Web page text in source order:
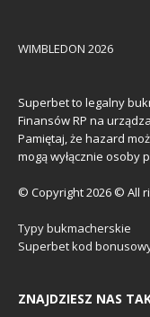
WIMBLEDON 2026
Superbet to legalny
Finansów RP na
Pamiętaj, że hazard
mogą wyłącznie osoby
© Copyright 2026 © All
Typy bukmacherskie
Superbet kod
ZNAJDZIESZ NAS